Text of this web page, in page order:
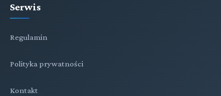
Serwis
Regulamin
Polityka prywatności
Kontakt